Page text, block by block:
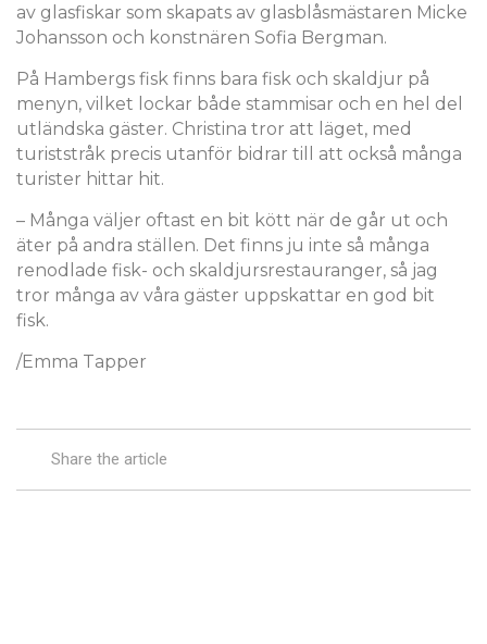
av glasfiskar som skapats av glasblåsmästaren Micke
Johansson och konstnären Sofia Bergman.
På Hambergs fisk finns bara fisk och skaldjur på
menyn, vilket lockar både stammisar och en hel del
utländska gäster. Christina tror att läget, med
turiststråk precis utanför bidrar till att också många
turister hittar hit.
– Många väljer oftast en bit kött när de går ut och
äter på andra ställen. Det finns ju inte så många
renodlade fisk- och skaldjursrestauranger, så jag
tror många av våra gäster uppskattar en god bit
fisk.
/Emma Tapper
Share the article